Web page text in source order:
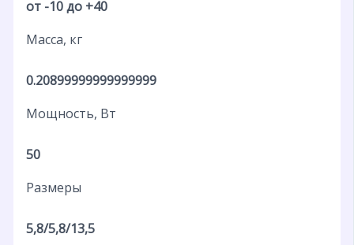
от -10 до +40
Масса, кг
0.20899999999999999
Мощность, Вт
50
Размеры
5,8/5,8/13,5